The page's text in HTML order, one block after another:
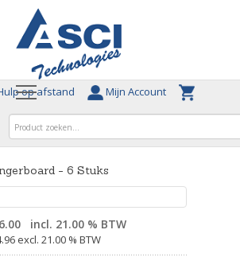
op afstand Mijn Account
- 6 Stuks
incl. 21.00 % BTW
excl. 21.00 % BTW